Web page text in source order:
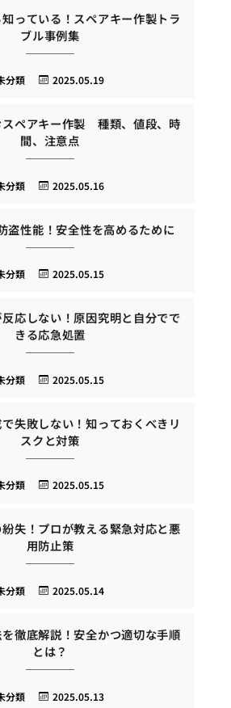
っている！スペアキー作製トラ
ブル事例集
2025.05.19
分類
スペアキー作製 種類、値段、時
間、注意点
2025.05.16
分類
盗性能！安全性を高めるために
2025.05.15
分類
応しない！原因究明と自分でで
きる応急処置
2025.05.15
分類
失敗しない！知っておくべきリ
スクと対策
2025.05.15
分類
失！プロが教える緊急対応と悪
用防止策
2025.05.14
分類
徹底解説！安全かつ適切な手順
とは？
2025.05.13
分類